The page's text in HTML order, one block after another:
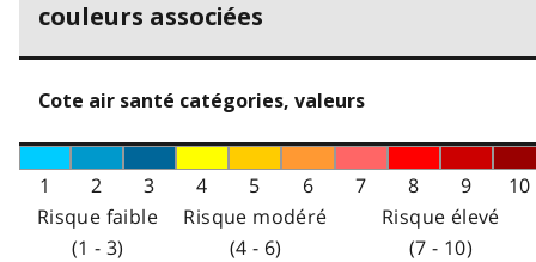
couleurs associées
Cote air santé catégories, valeurs
1 2 3 4 5 6 7 8 9
10
Risque faible
(1 - 3)
Risque modéré
(4 - 6)
Risque élevé
(7 - 10)